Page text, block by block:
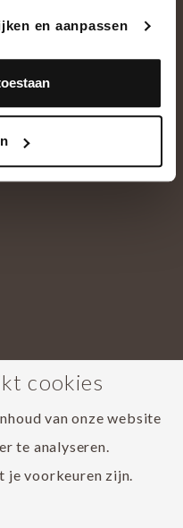
en aanpassen
cookies
van onze website
te analyseren.
je voorkeuren zijn.